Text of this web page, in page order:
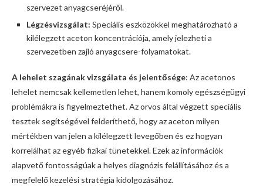
szervezet anyagcseréjéről.
Légzésvizsgálat: Speciális eszközökkel meghatározható a
kilélegzett aceton koncentrációja, amely jelezheti a
szervezetben zajló anyagcsere-folyamatokat.
A lehelet szagának vizsgálata és jelentősége: Az acetonos
lehelet nemcsak kellemetlen lehet, hanem komoly egészségügyi
problémákra is figyelmeztethet. Az orvos által végzett speciális
tesztek segítségével felderíthető, hogy az aceton milyen
mértékben van jelen a kilélegzett levegőben és ez hogyan
korrelálhat az egyéb fizikai tünetekkel. Ezek az információk
alapvető fontosságúak a helyes diagnózis felállításához és a
megfelelő kezelési stratégia kidolgozásához.